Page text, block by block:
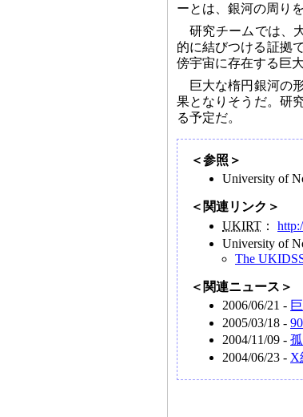
ーとは、銀河の周り
研究チームでは、
的に結びつける証拠
傍宇宙に存在する巨
巨大な楕円銀河の
果となりそうだ。研
る予定だ。
＜参照＞
University of
＜関連リンク＞
UKIRT ：
University of
The
＜関連ニュース＞
2006/06/21 -
2005/03/18 -
2004/11/09 -
2004/06/23 - X